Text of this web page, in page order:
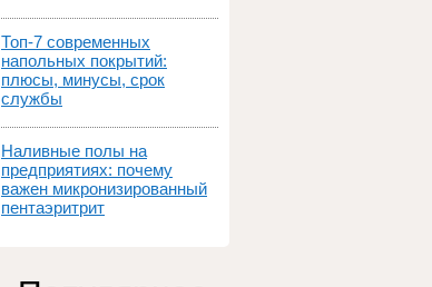
Топ‑7 современных
напольных покрытий:
плюсы, минусы, срок
службы
Наливные полы на
предприятиях: почему
важен микронизированный
пентаэритрит